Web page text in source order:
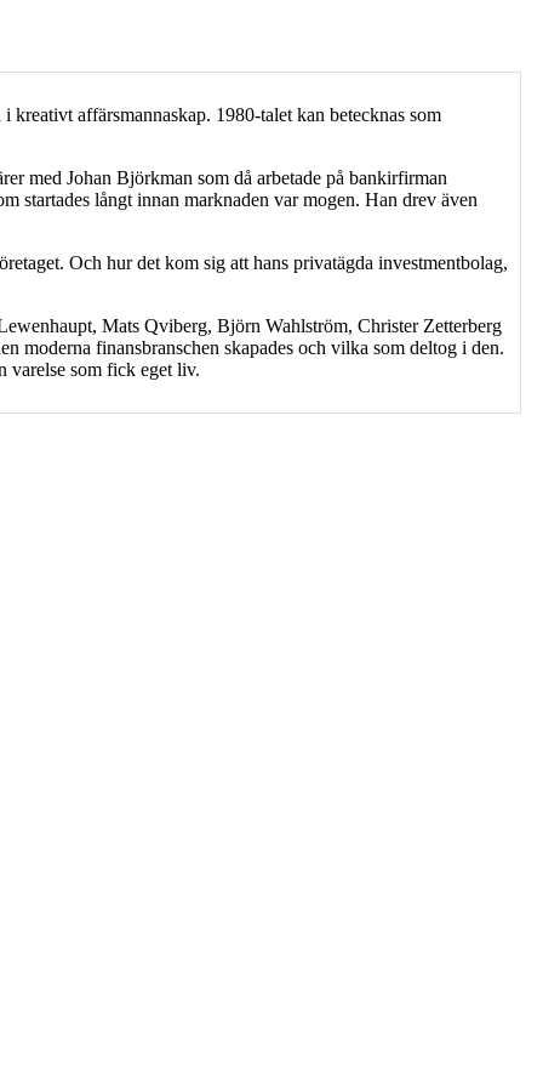
affärsmannaskap. 1980-talet kan betecknas som
med Johan Björkman som då arbetade på bankirfirman
startades långt innan marknaden var mogen. Han drev även
Och hur det kom sig att hans privatägda investmentbolag,
Mats Qviberg, Björn Wahlström, Christer Zetterberg
moderna finansbranschen skapades och vilka som deltog i den.
varelse som fick eget liv.